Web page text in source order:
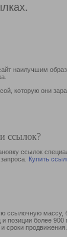
наилучшим
которую они
ссылок?
ссылок
Купить
ссылочную
позиции более
сроки продвижения.